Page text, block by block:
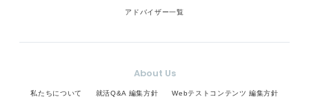
アドバイザー一覧
About Us
私たちについて 就活Q&A 編集方針 Webテストコンテンツ 編集方針